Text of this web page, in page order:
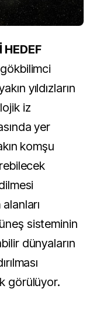
HEDEF
yıldızların
iz
yer
komşu
sisteminin
dünyaların
görülüyor.